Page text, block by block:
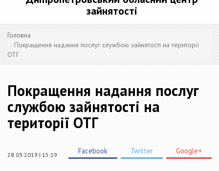
зайнятості
Головна
Покращення надання послуг службою зайнятості на території
ОТГ
Покращення надання послуг
службою зайнятості на
території ОТГ
28.03.2019 | 15:19 Facebook Twitter Google+